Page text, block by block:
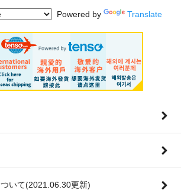
Powered by Translate
いて(2021.06.30更新)